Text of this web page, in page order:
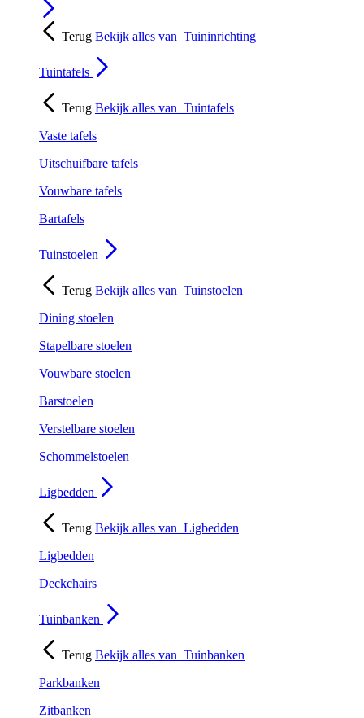
Terug Bekijk alles van Tuininrichting
Tuintafels
Terug Bekijk alles van Tuintafels
Vaste tafels
Uitschuifbare tafels
Vouwbare tafels
Bartafels
Tuinstoelen
Terug Bekijk alles van Tuinstoelen
Dining stoelen
Stapelbare stoelen
Vouwbare stoelen
Barstoelen
Verstelbare stoelen
Schommelstoelen
Ligbedden
Terug Bekijk alles van Ligbedden
Ligbedden
Deckchairs
Tuinbanken
Terug Bekijk alles van Tuinbanken
Parkbanken
Zitbanken